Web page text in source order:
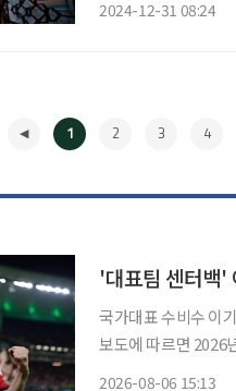
2024-12-31 08:24
1 2 3 4
'대표팀 센터백'
국가대표 수비수 이기혁
보도에 따르면 2026
2026-08-06 15:13